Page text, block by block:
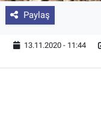
Paylaş
13.11.2020 - 11:44